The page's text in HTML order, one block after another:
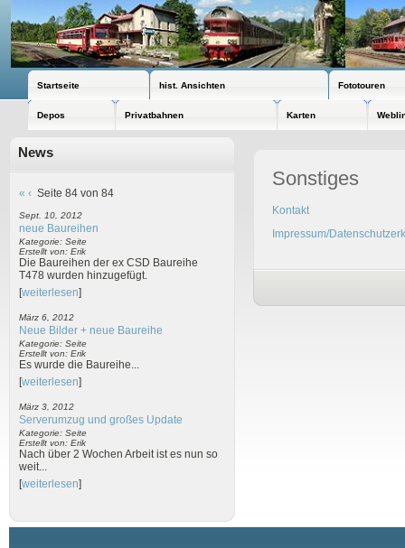
Startseite hist. Ansichten Fototouren
Depos Privatbahnen Karten
News
« ‹ Seite 84 von 84
Sept. 10, 2012
neue Baureihen
Kategorie: Seite
Erstellt von: Erik
Die Baureihen der ex CSD Baureihe
T478 wurden hinzugefügt.
[weiterlesen]
März 6, 2012
Neue Bilder + neue Baureihe
Kategorie: Seite
Erstellt von: Erik
Es wurde die Baureihe...
[weiterlesen]
März 3, 2012
Serverumzug und großes Update
Kategorie: Seite
Erstellt von: Erik
Nach über 2 Wochen Arbeit ist es nun so
weit...
[weiterlesen]
Sonstiges
Kontakt
Impressum/